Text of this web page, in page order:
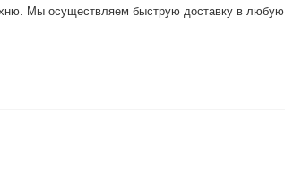
Мы осуществляем быструю доставку в любую